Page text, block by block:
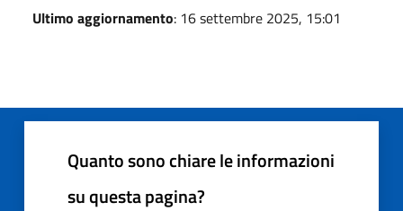
Ultimo aggiornamento: 16 settembre 2025, 15:01
Quanto sono chiare le informazioni
su questa pagina?